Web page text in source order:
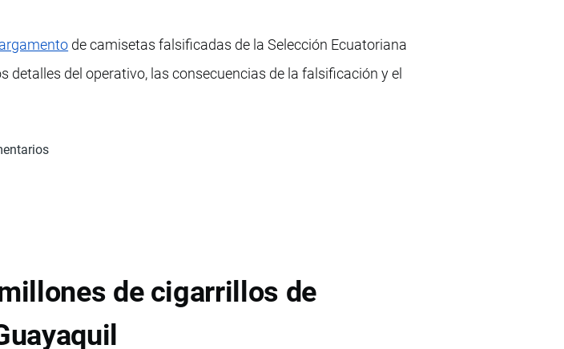
de camisetas falsificadas de la Selección Ecuatoriana
detalles del operativo, las consecuencias de la falsificación y el
de cigarrillos de